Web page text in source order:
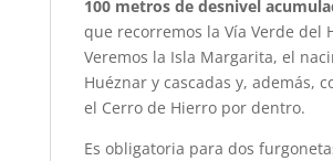
100 metros de desnivel
que recorremos la Vía Verde del
Veremos la Isla Margarita, el
Huéznar y cascadas y, además,
el Cerro de Hierro por dentro.
Es obligatoria para dos